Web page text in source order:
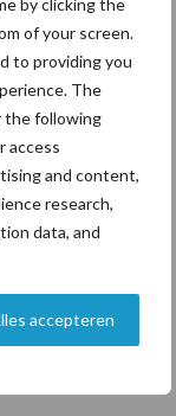
by clicking the
of your screen.
to providing you
The
the following
access
and content,
research,
data, and
accepteren
hier
of
ons